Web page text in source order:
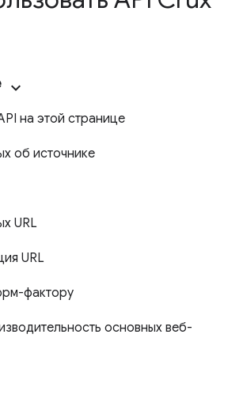
на этой странице
об источнике
URL
URL
фактору
основных веб-